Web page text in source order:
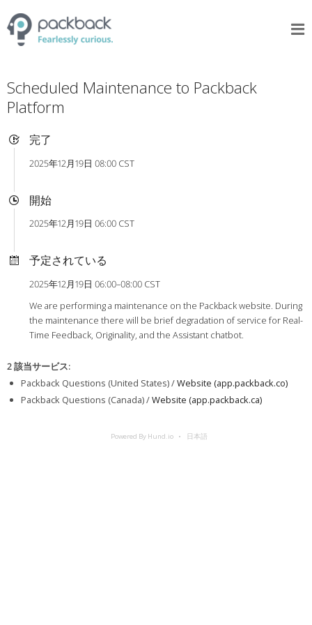
Scheduled Maintenance to Packback
Platform
完了
2025年12月19日 08:00 CST
開始
2025年12月19日 06:00 CST
予定されている
2025年12月19日 06:00–08:00 CST
We are performing a maintenance on the Packback website. During
the maintenance there will be brief degradation of service for Real-
Time Feedback, Originality, and the Assistant chatbot.
2 該当サービス:
Packback Questions (United States) /Website (app.packback.co)
Packback Questions (Canada) /Website (app.packback.ca)
Powered By Hund.io 日本語